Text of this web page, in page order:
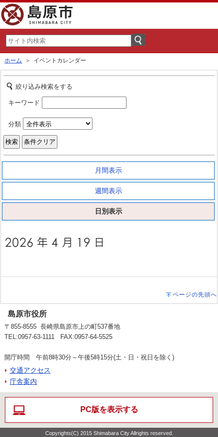
ホーム ＞ イベントカレンダー
絞り込み検索をする
キーワード
分類
月間表示
週間表示
日別表示
ページの先頭へ
島原市役所
〒855-8555 長崎県島原市上の町537番地
TEL:0957-63-1111 FAX:0957-64-5525
開庁時間 午前8時30分～午後5時15分(土・日・祝日を除く)
交通アクセス
庁舎案内
PC版を表示する
Copyrights(C) 2015 Shimabara City Allrights reserved.